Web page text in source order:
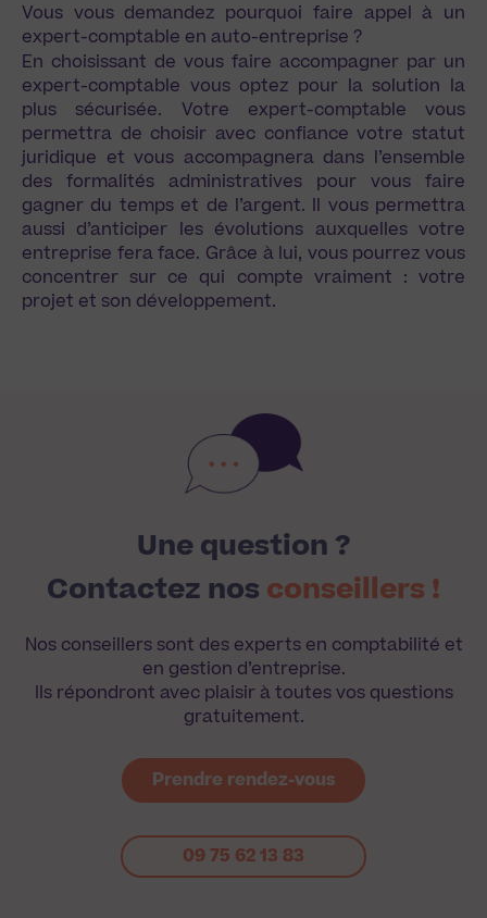
Vous vous demandez pourquoi faire appel à un
expert-comptable en auto-entreprise ?
En choisissant de vous faire accompagner par un
expert-comptable vous optez pour la solution la
plus sécurisée. Votre expert-comptable vous
permettra de choisir avec confiance votre statut
juridique et vous accompagnera dans l’ensemble
des formalités administratives pour vous faire
gagner du temps et de l’argent. Il vous permettra
aussi d’anticiper les évolutions auxquelles votre
entreprise fera face. Grâce à lui, vous pourrez vous
concentrer sur ce qui compte vraiment : votre
projet et son développement.
Une question ?
Contactez nos conseillers !
Nos conseillers sont des experts en comptabilité et
en gestion d’entreprise.
Ils répondront avec plaisir à toutes vos questions
gratuitement.
Prendre rendez-vous
09 75 62 13 83